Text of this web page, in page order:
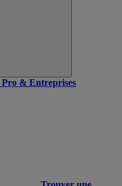
Pro & Entreprises